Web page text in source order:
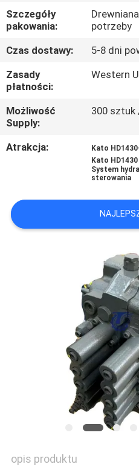
KONTROLA
JAKOŚCI
SKONTAKTUJ
SIĘ
Z
NAMI
AKTUALNOŚCI
WSZYSTKIE
POPROSIĆ
WYCENĘ
SITEMAP
POLITYKA
PRYWATNOŚCI
Szczegóły
pakowania:
potrzeby
Czas dostawy:
5-8 dni
Zasady
płatności:
Western
Możliwość
Supply:
300
Atrakcja: Kato
Kato
System
sterowania
opis produktu